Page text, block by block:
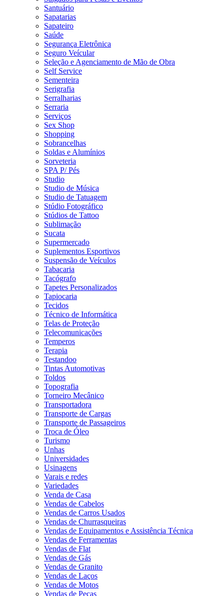
Santuário
Sapatarias
Sapateiro
Saúde
Segurança Eletrônica
Seguro Veícular
Seleção e Agenciamento de Mão de Obra
Self Service
Sementeira
Serigrafia
Serralharias
Serraria
Serviços
Sex Shop
Shopping
Sobrancelhas
Soldas e Alumínios
Sorveteria
SPA P/ Pés
Studio
Studio de Música
Studio de Tatuagem
Stúdio Fotográfico
Stúdios de Tattoo
Sublimação
Sucata
Supermercado
Suplementos Esportivos
Suspensão de Veículos
Tabacaria
Tacógrafo
Tapetes Personalizados
Tapiocaria
Tecidos
Técnico de Informática
Telas de Proteção
Telecomunicações
Temperos
Terapia
Testandoo
Tintas Automotivas
Toldos
Topografia
Torneiro Mecânico
Transportadora
Transporte de Cargas
Transporte de Passageiros
Troca de Óleo
Turismo
Unhas
Universidades
Usinagens
Varais e redes
Variedades
Venda de Casa
Vendas de Cabelos
Vendas de Carros Usados
Vendas de Churrasqueiras
Vendas de Equipamentos e Assistência Técnica
Vendas de Ferramentas
Vendas de Flat
Vendas de Gás
Vendas de Granito
Vendas de Laços
Vendas de Motos
Vendas de Peças